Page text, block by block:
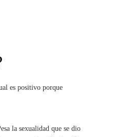
es positivo porque
la sexualidad que se dio